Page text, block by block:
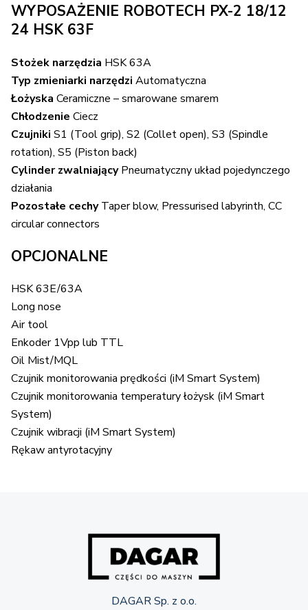
WYPOSAŻENIE ROBOTECH PX-2 18/12
24 HSK 63F
Stożek narzędzia HSK 63A
Typ zmieniarki narzędzi Automatyczna
Łożyska Ceramiczne – smarowane smarem
Chłodzenie Ciecz
Czujniki S1 (Tool grip), S2 (Collet open), S3 (Spindle
rotation), S5 (Piston back)
Cylinder zwalniającyPneumatyczny układ pojedynczego
działania
Pozostałe cechyTaper blow, Pressurised labyrinth, CC
circular connectors
OPCJONALNE
HSK 63E/63A
Long nose
Air tool
Enkoder 1Vpp lub TTL
Oil Mist/MQL
Czujnik monitorowania prędkości (iM Smart System)
Czujnik monitorowania temperatury łożysk (iM Smart
System)
Czujnik wibracji (iM Smart System)
Rękaw antyrotacyjny
DAGAR Sp. z o.o.